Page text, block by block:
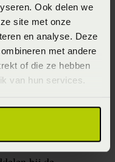
Ook delen we
site met onze
en analyse. Deze
met andere
of die ze hebben
van hun services.
Alle Silvana
Hier
met jarenlange
maakt hierbij
en meest
Silvana producten
hele productieproces
Europese